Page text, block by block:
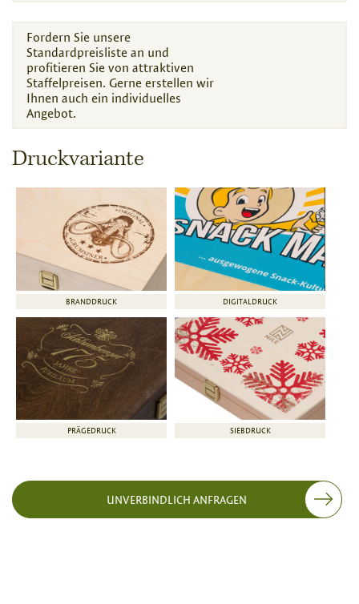
Fordern Sie unsere
Standardpreisliste an und
profitieren Sie von attraktiven
Staffelpreisen. Gerne erstellen wir
Ihnen auch ein individuelles
Angebot.
Druckvariante
BRANDDRUCK DIGITALDRUCK
PRÄGEDRUCK SIEBDRUCK
UNVERBINDLICH ANFRAGEN